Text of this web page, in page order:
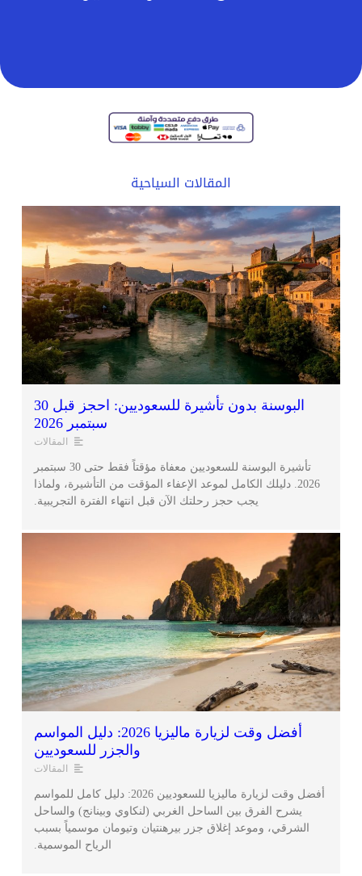
المقالات السياحية
البوسنة بدون تأشيرة للسعوديين: احجز قبل 30
سبتمبر 2026
المقالات
تأشيرة البوسنة للسعوديين معفاة مؤقتاً فقط حتى 30 سبتمبر
2026. دليلك الكامل لموعد الإعفاء المؤقت من التأشيرة، ولماذا
يجب حجز رحلتك الآن قبل انتهاء الفترة التجريبية.
أفضل وقت لزيارة ماليزيا 2026: دليل المواسم
والجزر للسعوديين
المقالات
أفضل وقت لزيارة ماليزيا للسعوديين 2026: دليل كامل للمواسم
يشرح الفرق بين الساحل الغربي (لنكاوي وبينانج) والساحل
الشرقي، وموعد إغلاق جزر بيرهنتيان وتيومان موسمياً بسبب
الرياح الموسمية.